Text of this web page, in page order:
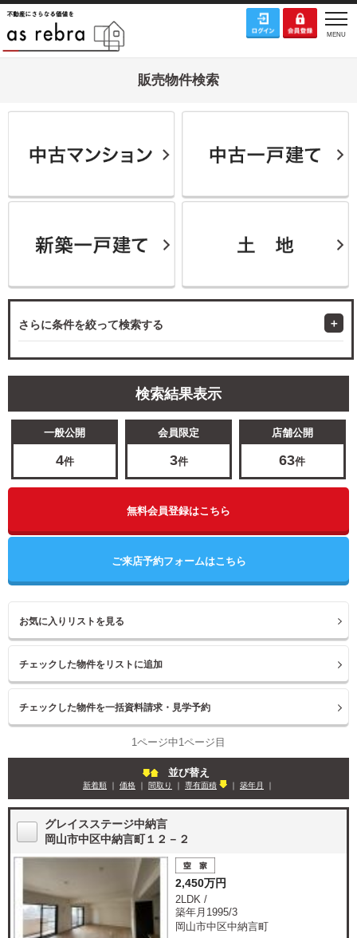
販売物件検索
さらに条件を絞って検索する
検索結果表示
一般公開
4件
会員限定
3件
店舗公開
63件
無料会員登録はこちら
ご来店予約フォームはこちら
お気に入りリストを見る
1ページ中1ページ目
並び替え
新着順 ｜ 価格 ｜ 間取り ｜ 専有面積 ｜ 築年月 ｜
グレイスステージ中納言
岡山市中区中納言町１２－２
2,450万円
2LDK /
築年月1995/3
岡山市中区中納言町